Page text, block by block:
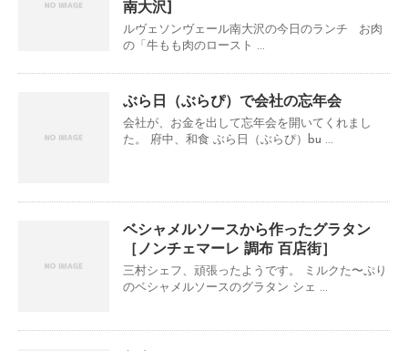
南大沢]
ルヴェソンヴェール南大沢の今日のランチ お肉
の「牛もも肉のロースト ...
ぶら日（ぶらぴ）で会社の忘年会
会社が、お金を出して忘年会を開いてくれまし
た。 府中、和食 ぶら日（ぶらぴ）bu ...
ベシャメルソースから作ったグラタン
［ノンチェマーレ 調布 百店街］
三村シェフ、頑張ったようです。 ミルクた〜ぷり
のベシャメルソースのグラタン シェ ...